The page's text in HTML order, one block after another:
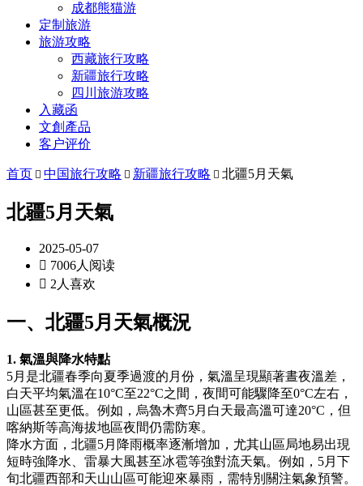
成都熊猫游
定制旅游
旅游攻略
西藏旅行攻略
新疆旅行攻略
四川旅游攻略
入藏函
文創產品
客户评价
首页  中国旅行攻略  新疆旅行攻略  北疆5月天氣
北疆5月天氣
2025-05-07
 7006人阅读
 2人喜欢
一、北疆5月天氣概況
1. 氣溫與降水特點
5月是北疆春季向夏季過渡的月份，氣溫呈現顯著晝夜溫差，
白天平均氣溫在10°C至22°C之間，夜間可能驟降至0°C左右，
山區甚至更低。例如，烏魯木齊5月白天最高溫可達20°C，但
喀納斯等高海拔地區夜間仍需防寒。
降水方面，北疆5月降雨概率逐漸增加，尤其山區局地易出現
短時強降水、雷暴大風甚至冰雹等強對流天氣。例如，5月下
旬北疆西部和天山山區可能迎來暴雨，需特別關注氣象預警。